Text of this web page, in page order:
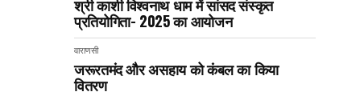
श्री काशी विश्वनाथ धाम में सांसद संस्कृत
प्रतियोगिता- 2025 का आयोजन
वाराणसी
जरूरतमंद और असहाय को कंबल का किया
वितरण